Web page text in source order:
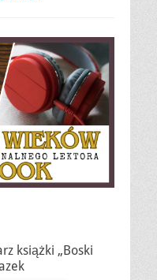
książki „Boski